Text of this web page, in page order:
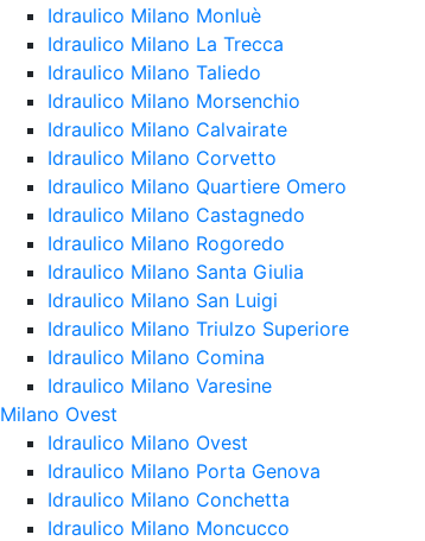
Idraulico Milano Monluè
Idraulico Milano La Trecca
Idraulico Milano Taliedo
Idraulico Milano Morsenchio
Idraulico Milano Calvairate
Idraulico Milano Corvetto
Idraulico Milano Quartiere Omero
Idraulico Milano Castagnedo
Idraulico Milano Rogoredo
Idraulico Milano Santa Giulia
Idraulico Milano San Luigi
Idraulico Milano Triulzo Superiore
Idraulico Milano Comina
Idraulico Milano Varesine
Milano Ovest
Idraulico Milano Ovest
Idraulico Milano Porta Genova
Idraulico Milano Conchetta
Idraulico Milano Moncucco